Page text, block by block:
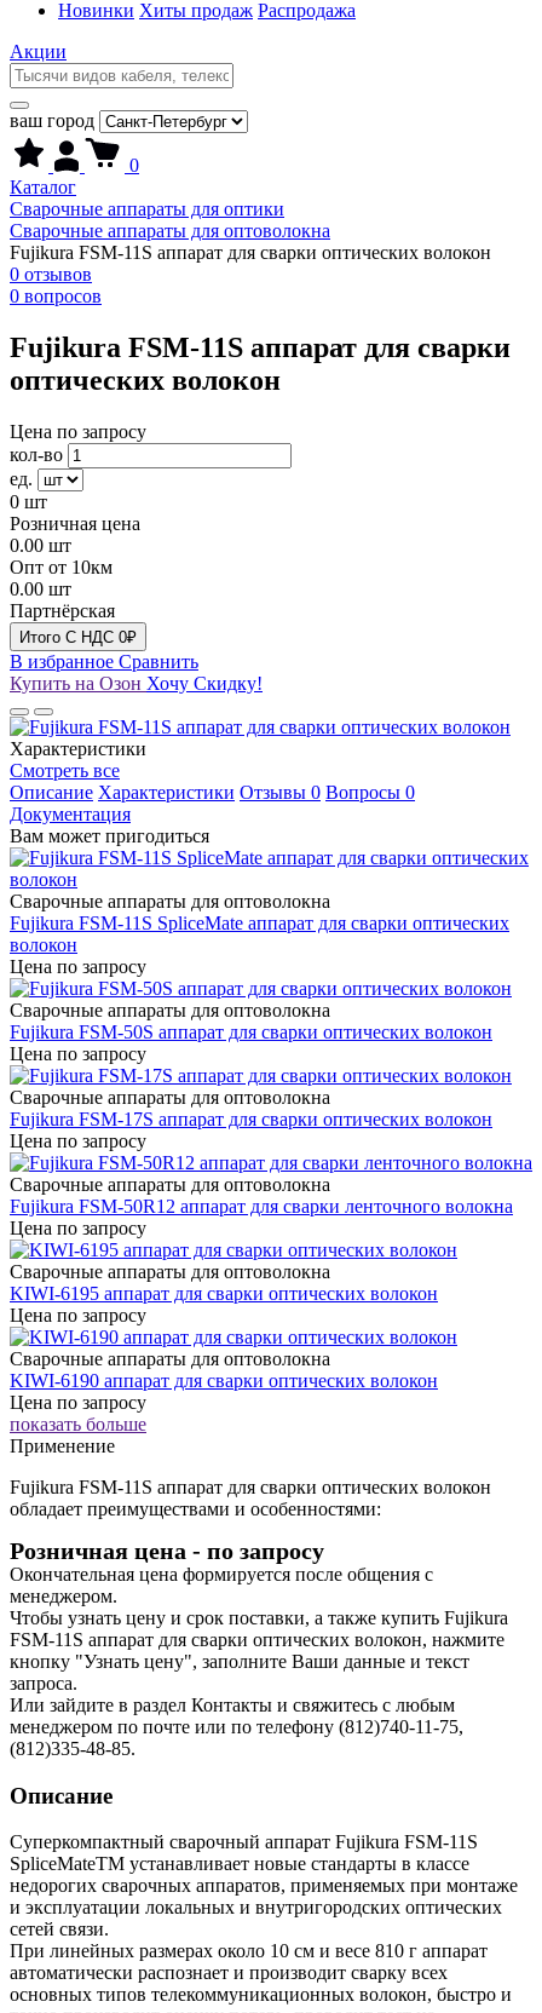
Новинки Хиты продаж Распродажа
Акции
ваш город
0
Каталог
Сварочные аппараты для оптики
Сварочные аппараты для оптоволокна
Fujikura FSM-11S аппарат для сварки оптических волокон
0 отзывов
0 вопросов
Fujikura FSM-11S аппарат для сварки
оптических волокон
Цена по запросу
кол-во
ед.
0 шт
Розничная цена
0.00 шт
Опт от 10км
0.00 шт
Партнёрская
Итого C НДС 0₽
В избранное Сравнить
Купить на Озон Хочу Скидку!
Характеристики
Смотреть все
Описание Характеристики Отзывы 0 Вопросы 0
Документация
Вам может пригодиться
Сварочные аппараты для оптоволокна
Fujikura FSM-11S SpliceMate аппарат для сварки оптических
волокон
Цена по запросу
Сварочные аппараты для оптоволокна
Fujikura FSM-50S аппарат для сварки оптических волокон
Цена по запросу
Сварочные аппараты для оптоволокна
Fujikura FSM-17S аппарат для сварки оптических волокон
Цена по запросу
Сварочные аппараты для оптоволокна
Fujikura FSM-50R12 аппарат для сварки ленточного волокна
Цена по запросу
Сварочные аппараты для оптоволокна
KIWI-6195 аппарат для сварки оптических волокон
Цена по запросу
Сварочные аппараты для оптоволокна
KIWI-6190 аппарат для сварки оптических волокон
Цена по запросу
показать больше
Применение
Fujikura FSM-11S аппарат для сварки оптических волокон
обладает преимуществами и особенностями:
Розничная цена - по запросу
Окончательная цена формируется после общения с
менеджером.
Чтобы узнать цену и срок поставки, а также купить Fujikura
FSM-11S аппарат для сварки оптических волокон, нажмите
кнопку "Узнать цену", заполните Ваши данные и текст
запроса.
Или зайдите в раздел Контакты и свяжитесь с любым
менеджером по почте или по телефону (812)740-11-75,
(812)335-48-85.
Описание
Суперкомпактный сварочный аппарат Fujikura FSM-11S
SpliceMateТМ устанавливает новые стандарты в классе
недорогих сварочных аппаратов, применяемых при монтаже
и эксплуатации локальных и внутригородских оптических
сетей связи.
При линейных размерах около 10 см и весе 810 г аппарат
автоматически распознает и производит сварку всех
основных типов телекоммуникационных волокон, быстро и